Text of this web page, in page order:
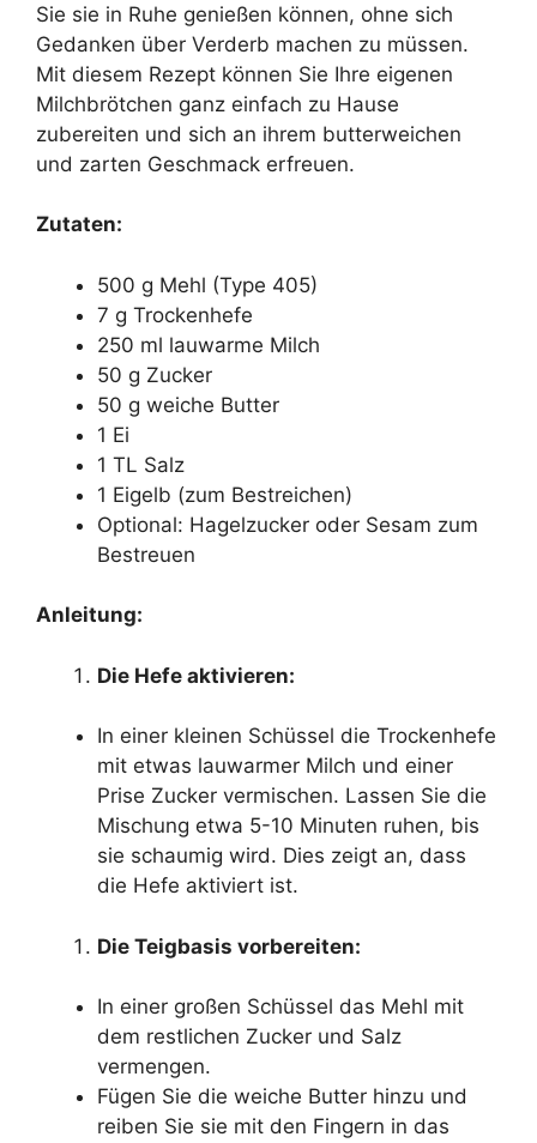
Sie sie in Ruhe genießen können, ohne sich
Gedanken über Verderb machen zu müssen.
Mit diesem Rezept können Sie Ihre eigenen
Milchbrötchen ganz einfach zu Hause
zubereiten und sich an ihrem butterweichen
und zarten Geschmack erfreuen.
Zutaten:
500 g Mehl (Type 405)
7 g Trockenhefe
250 ml lauwarme Milch
50 g Zucker
50 g weiche Butter
1 Ei
1 TL Salz
1 Eigelb (zum Bestreichen)
Optional: Hagelzucker oder Sesam zum
Bestreuen
Anleitung:
Die Hefe aktivieren:
In einer kleinen Schüssel die Trockenhefe
mit etwas lauwarmer Milch und einer
Prise Zucker vermischen. Lassen Sie die
Mischung etwa 5-10 Minuten ruhen, bis
sie schaumig wird. Dies zeigt an, dass
die Hefe aktiviert ist.
Die Teigbasis vorbereiten:
In einer großen Schüssel das Mehl mit
dem restlichen Zucker und Salz
vermengen.
Fügen Sie die weiche Butter hinzu und
reiben Sie sie mit den Fingern in das